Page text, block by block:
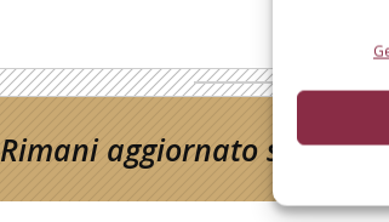
Rimani aggiornato sul